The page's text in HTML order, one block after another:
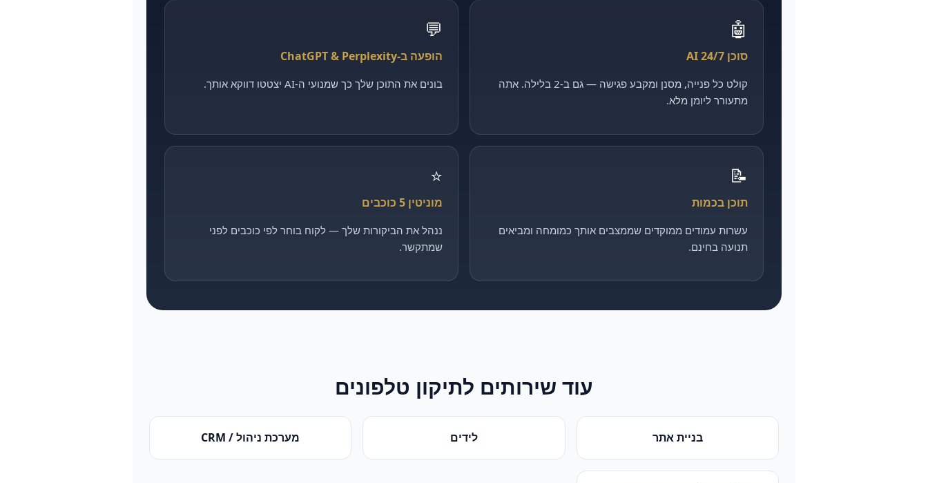
🤖
סוכן AI 24/7
קולט כל פנייה, מסנן ומקבע פגישה — גם ב-2 בלילה. אתה
מתעורר ליומן מלא.
💬
הופעה ב-ChatGPT & Perplexity
בונים את התוכן שלך כך שמנועי ה-AI יצטטו דווקא אותך.
📝
תוכן בכמות
עשרות עמודים ממוקדים שממצבים אותך כמומחה ומביאים
תנועה בחינם.
⭐
מוניטין 5 כוכבים
ננהל את הביקורות שלך — לקוח בוחר לפי כוכבים לפני
שמתקשר.
עוד שירותים לתיקון טלפונים
בניית אתר לידים מערכת ניהול / CRM